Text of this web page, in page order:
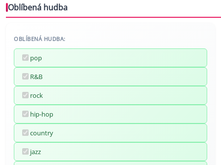
Oblíbená hudba
OBLÍBENÁ HUDBA:
pop
R&B
rock
hip-hop
country
jazz